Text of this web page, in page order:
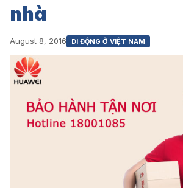
nhà
August 8, 2016 DI ĐỘNG Ở VIỆT NAM